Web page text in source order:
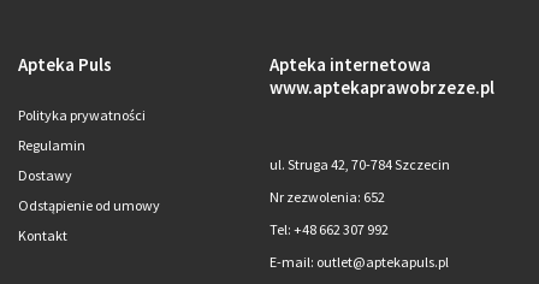
Apteka Puls
Polityka prywatności
Regulamin
Dostawy
Odstąpienie od umowy
Kontakt
Apteka internetowa
www.aptekaprawobrzeze.pl
ul. Struga 42, 70-784 Szczecin
Nr zezwolenia: 652
Tel: +48 662 307 992
E-mail: outlet@aptekapuls.pl